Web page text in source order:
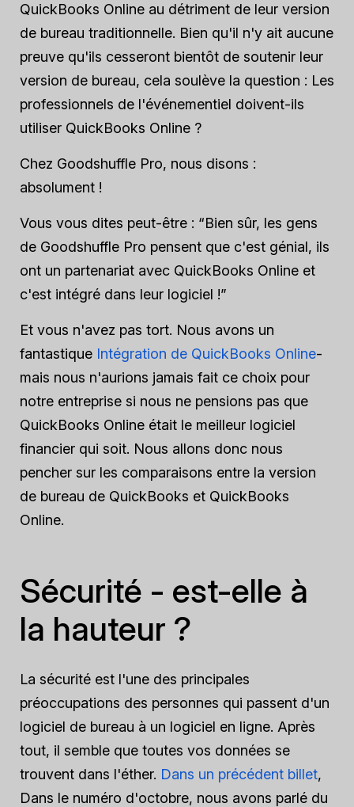
QuickBooks Online au détriment de leur version
de bureau traditionnelle. Bien qu'il n'y ait aucune
preuve qu'ils cesseront bientôt de soutenir leur
version de bureau, cela soulève la question : Les
professionnels de l'événementiel doivent-ils
utiliser QuickBooks Online ?
Chez Goodshuffle Pro, nous disons :
absolument !
Vous vous dites peut-être : “Bien sûr, les gens
de Goodshuffle Pro pensent que c'est génial, ils
ont un partenariat avec QuickBooks Online et
c'est intégré dans leur logiciel !”
Et vous n'avez pas tort. Nous avons un
fantastique Intégration de QuickBooks Online-
mais nous n'aurions jamais fait ce choix pour
notre entreprise si nous ne pensions pas que
QuickBooks Online était le meilleur logiciel
financier qui soit. Nous allons donc nous
pencher sur les comparaisons entre la version
de bureau de QuickBooks et QuickBooks
Online.
Sécurité - est-elle à
la hauteur ?
La sécurité est l'une des principales
préoccupations des personnes qui passent d'un
logiciel de bureau à un logiciel en ligne. Après
tout, il semble que toutes vos données se
trouvent dans l'éther. Dans un précédent billet,
Dans le numéro d'octobre, nous avons parlé du